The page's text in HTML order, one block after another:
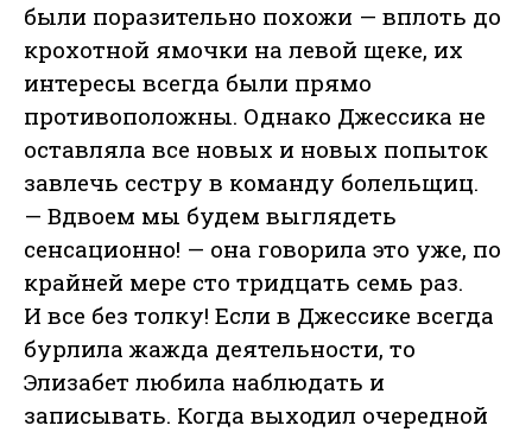
были поразительно похожи — вплоть до
крохотной ямочки на левой щеке, их
интересы всегда были прямо
противоположны. Однако Джессика не
оставляла все новых и новых попыток
завлечь сестру в команду болельщиц.
— Вдвоем мы будем выглядеть
сенсационно! — она говорила это уже, по
крайней мере сто тридцать семь раз.
И все без толку! Если в Джессике всегда
бурлила жажда деятельности, то
Элизабет любила наблюдать и
записывать. Когда выходил очередной